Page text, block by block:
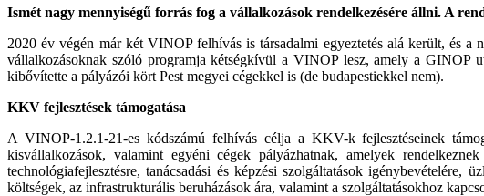
Ismét nagy mennyiségű forrás fog a vállalkozások rendelkezésére állni. A
2020 év végén már két VINOP felhívás is társadalmi egyeztetés alá került, és
vállalkozásoknak szóló programja kétségkívül a VINOP lesz, amely a
kibővítette a pályázói kört Pest megyei cégekkel is (de budapestiekkel nem).
KKV fejlesztések támogatása
A VINOP-1.2.1-21-es kódszámú felhívás célja a KKV-k fejlesztéseinek
kisvállalkozások, valamint egyéni cégek pályázhatnak, amelyek
technológiafejlesztésre, tanácsadási és képzési szolgáltatások igénybevételére,
költségek, az infrastrukturális beruházások ára, valamint a szolgáltatásokhoz